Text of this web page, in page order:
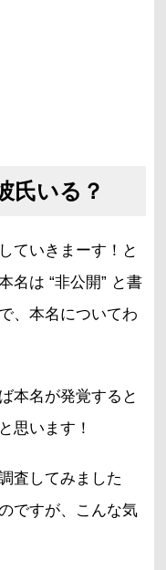
氏いる？
ていきまーす！と
名は “非公開” と書
、本名についてわ
本名が発覚すると
思います！
査してみました
ですが、こんな気